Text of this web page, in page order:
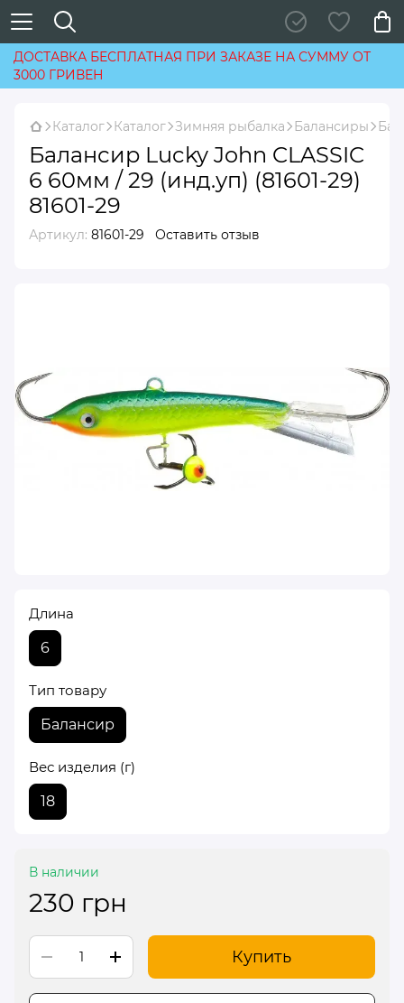
ДОСТАВКА БЕСПЛАТНАЯ ПРИ ЗАКАЗЕ НА СУММУ ОТ
3000 ГРИВЕН
Каталог Каталог Зимняя рыбалка Балансиры
Балансир Lucky John CLASSIC
6 60мм / 29 (инд.уп) (81601-29)
81601-29
Артикул: 81601-29 Оставить отзыв
Длина
6
Тип товару
Балансир
Вес изделия (г)
18
В наличии
230 грн
Купить